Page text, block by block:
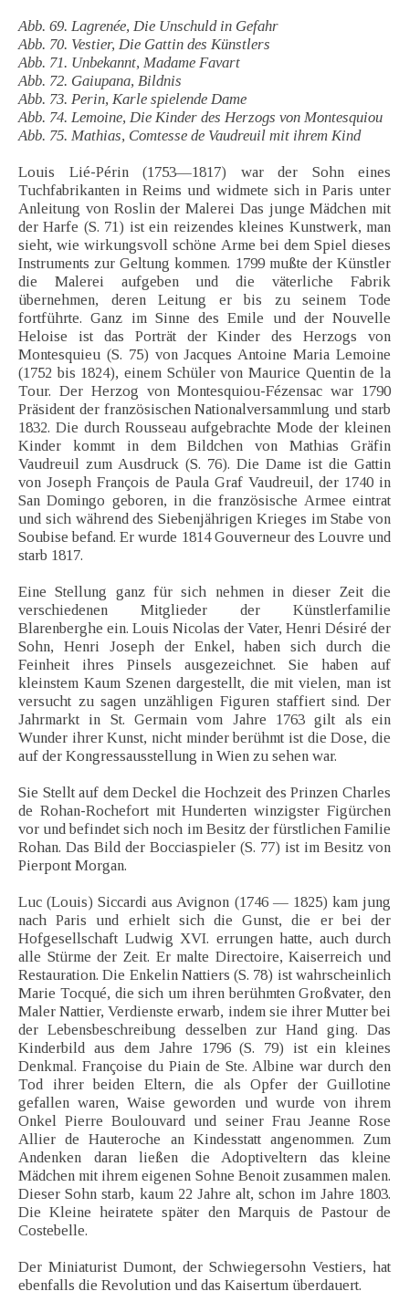
Abb. 69. Lagrenée, Die Unschuld in Gefahr
Abb. 70. Vestier, Die Gattin des Künstlers
Abb. 71. Unbekannt, Madame Favart
Abb. 72. Gaiupana, Bildnis
Abb. 73. Perin, Karle spielende Dame
Abb. 74. Lemoine, Die Kinder des Herzogs von Montesquiou
Abb. 75. Mathias, Comtesse de Vaudreuil mit ihrem Kind
Louis Lié-Périn (1753—1817) war der Sohn eines
Tuchfabrikanten in Reims und widmete sich in Paris unter
Anleitung von Roslin der Malerei Das junge Mädchen mit
der Harfe (S. 71) ist ein reizendes kleines Kunstwerk, man
sieht, wie wirkungsvoll schöne Arme bei dem Spiel dieses
Instruments zur Geltung kommen. 1799 mußte der Künstler
die Malerei aufgeben und die väterliche Fabrik
übernehmen, deren Leitung er bis zu seinem Tode
fortführte. Ganz im Sinne des Emile und der Nouvelle
Heloise ist das Porträt der Kinder des Herzogs von
Montesquieu (S. 75) von Jacques Antoine Maria Lemoine
(1752 bis 1824), einem Schüler von Maurice Quentin de la
Tour. Der Herzog von Montesquiou-Fézensac war 1790
Präsident der französischen Nationalversammlung und starb
1832. Die durch Rousseau aufgebrachte Mode der kleinen
Kinder kommt in dem Bildchen von Mathias Gräfin
Vaudreuil zum Ausdruck (S. 76). Die Dame ist die Gattin
von Joseph François de Paula Graf Vaudreuil, der 1740 in
San Domingo geboren, in die französische Armee eintrat
und sich während des Siebenjährigen Krieges im Stabe von
Soubise befand. Er wurde 1814 Gouverneur des Louvre und
starb 1817.
Eine Stellung ganz für sich nehmen in dieser Zeit die
verschiedenen Mitglieder der Künstlerfamilie
Blarenberghe ein. Louis Nicolas der Vater, Henri Désiré der
Sohn, Henri Joseph der Enkel, haben sich durch die
Feinheit ihres Pinsels ausgezeichnet. Sie haben auf
kleinstem Kaum Szenen dargestellt, die mit vielen, man ist
versucht zu sagen unzähligen Figuren staffiert sind. Der
Jahrmarkt in St. Germain vom Jahre 1763 gilt als ein
Wunder ihrer Kunst, nicht minder berühmt ist die Dose, die
auf der Kongressausstellung in Wien zu sehen war.
Sie Stellt auf dem Deckel die Hochzeit des Prinzen Charles
de Rohan-Rochefort mit Hunderten winzigster Figürchen
vor und befindet sich noch im Besitz der fürstlichen Familie
Rohan. Das Bild der Bocciaspieler (S. 77) ist im Besitz von
Pierpont Morgan.
Luc (Louis) Siccardi aus Avignon (1746 — 1825) kam jung
nach Paris und erhielt sich die Gunst, die er bei der
Hofgesellschaft Ludwig XVI. errungen hatte, auch durch
alle Stürme der Zeit. Er malte Directoire, Kaiserreich und
Restauration. Die Enkelin Nattiers (S. 78) ist wahrscheinlich
Marie Tocqué, die sich um ihren berühmten Großvater, den
Maler Nattier, Verdienste erwarb, indem sie ihrer Mutter bei
der Lebensbeschreibung desselben zur Hand ging. Das
Kinderbild aus dem Jahre 1796 (S. 79) ist ein kleines
Denkmal. Françoise du Piain de Ste. Albine war durch den
Tod ihrer beiden Eltern, die als Opfer der Guillotine
gefallen waren, Waise geworden und wurde von ihrem
Onkel Pierre Boulouvard und seiner Frau Jeanne Rose
Allier de Hauteroche an Kindesstatt angenommen. Zum
Andenken daran ließen die Adoptiveltern das kleine
Mädchen mit ihrem eigenen Sohne Benoit zusammen malen.
Dieser Sohn starb, kaum 22 Jahre alt, schon im Jahre 1803.
Die Kleine heiratete später den Marquis de Pastour de
Costebelle.
Der Miniaturist Dumont, der Schwiegersohn Vestiers, hat
ebenfalls die Revolution und das Kaisertum überdauert.